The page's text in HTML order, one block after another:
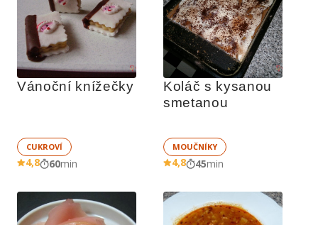
Vánoční knížečky
CUKROVÍ
4,8 60min
Koláč s kysanou
smetanou
MOUČNÍKY
4,8 45min